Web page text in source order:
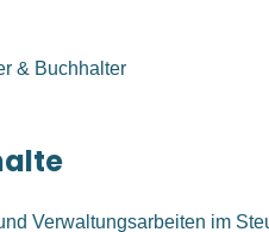
& Buchhalter
Verwaltungsarbeiten im